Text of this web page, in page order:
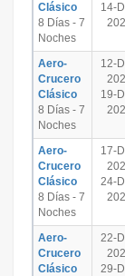
Clásico
8 Días - 7
Noches
14-
Aero-
Crucero
Clásico
8 Días - 7
Noches
12-
19-
Aero-
Crucero
Clásico
8 Días - 7
Noches
17-
24-
Aero-
Crucero
Clásico
22-
29-